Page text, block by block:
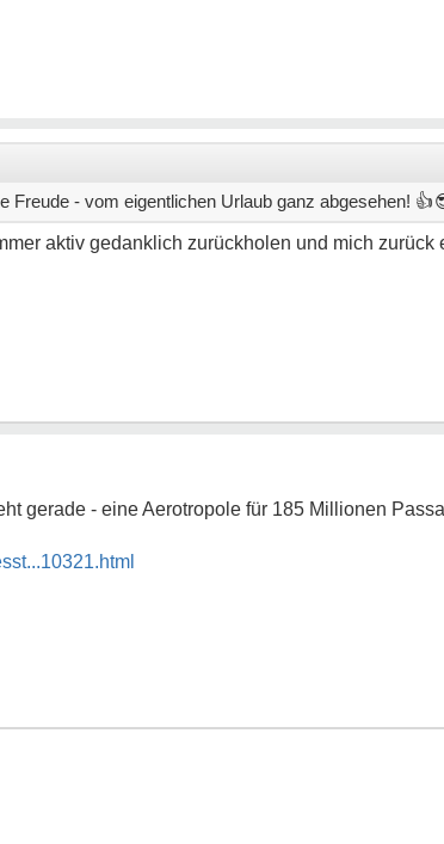
Freude - vom eigentlichen Urlaub ganz abgesehen!
aktiv gedanklich zurückholen und mich zurück
gerade - eine Aerotropole für 185 Millionen